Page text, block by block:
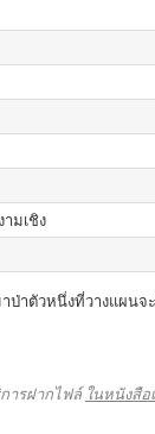
มเชิง
ป่าตัวหนึ่งที่วางแ
ารฝากไฟล์ ในหนังสื